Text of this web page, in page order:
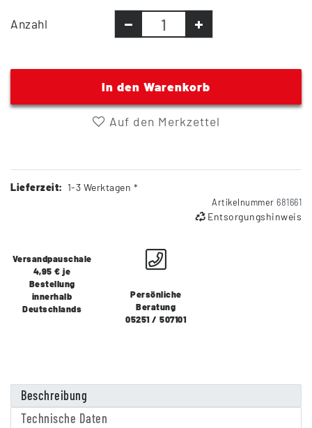
Anzahl
In den Warenkorb
Auf den Merkzettel
Lieferzeit: 1-3 Werktagen *
Artikelnummer 681661
Entsorgungshinweis
Versandpauschale
4,95 € je
Bestellung
innerhalb
Deutschlands
Persönliche
Beratung
05251 / 507101
Beschreibung
Technische Daten